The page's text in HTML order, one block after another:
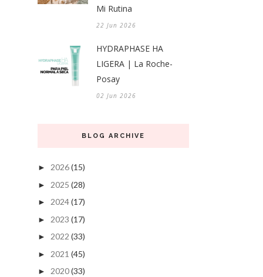
Mi Rutina
22 Jun 2026
HYDRAPHASE HA
LIGERA | La Roche-
Posay
02 Jun 2026
BLOG ARCHIVE
► 2026(15)
► 2025 (28)
► 2024(17)
► 2023 (17)
► 2022 (33)
► 2021 (45)
► 2020(33)